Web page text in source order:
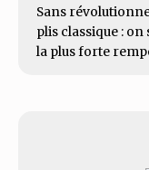
Sans
plis classique : on
la plus forte